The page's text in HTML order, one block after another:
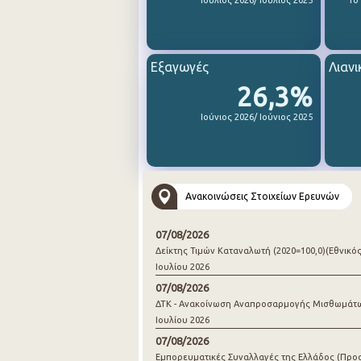
26,3%
Ιούνιος 2026/ Ιούνιος 2025
Εξαγωγές
Ανακοινώσεις Στοιχείων Ερευνών
07/08/2026
Δείκτης Τιμών Καταναλωτή
Ιουλίου 2026
07/08/2026
ΔΤΚ - Ανακοίνωση Αναπροσαρμογής
Ιουλίου 2026
07/08/2026
Εμπορευματικές Συναλλαγές της Ελλάδος